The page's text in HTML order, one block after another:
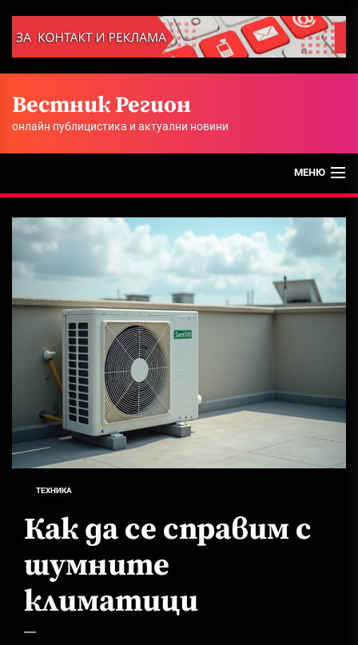
the
Вестник Регион
онлайн публицистика и актуални новини
ТЕХНИКА
Как да се справим с
шумните
климатици